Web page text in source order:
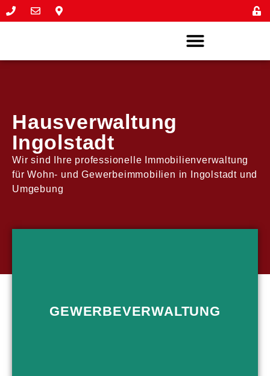
Hausverwaltung
Ingolstadt
Wir sind Ihre professionelle Immobilienverwaltung
für Wohn- und Gewerbeimmobilien in Ingolstadt und
Umgebung
GEWERBE­VERWALTUNG